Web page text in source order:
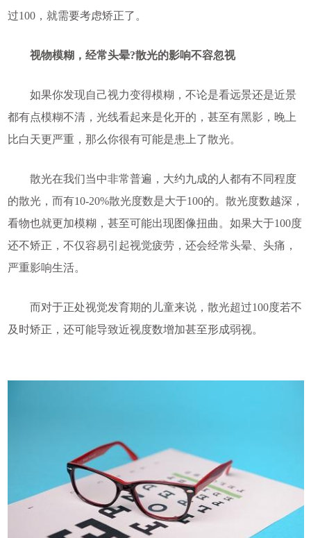
过100，就需要考虑矫正了。
视物模糊，经常头晕?散光的影响不容忽视
如果你发现自己视力变得模糊，不论是看远景还是近景
都有点模糊不清，光线看起来是化开的，甚至有黑影，晚上
比白天更严重，那么你很有可能是患上了散光。
散光在我们当中非常普遍，大约九成的人都有不同程度
的散光，而有10-20%散光度数是大于100的。散光度数越深，
看物也就更加模糊，甚至可能出现图像扭曲。如果大于100度
还不矫正，不仅容易引起视觉疲劳，还会经常头晕、头痛，
严重影响生活。
而对于正处视觉发育期的儿童来说，散光超过100度若不
及时矫正，还可能导致近视度数增加甚至形成弱视。